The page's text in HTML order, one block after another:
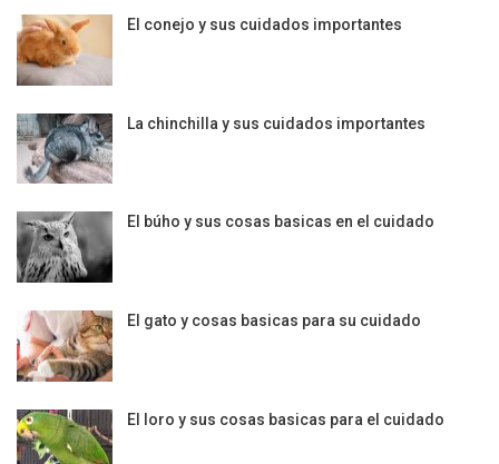
El conejo y sus cuidados importantes
La chinchilla y sus cuidados importantes
El búho y sus cosas basicas en el cuidado
El gato y cosas basicas para su cuidado
El loro y sus cosas basicas para el cuidado